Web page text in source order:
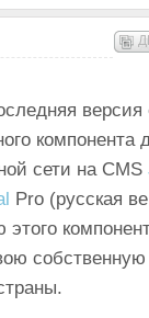
версия
компонента
сети на CMS
Pro (русская